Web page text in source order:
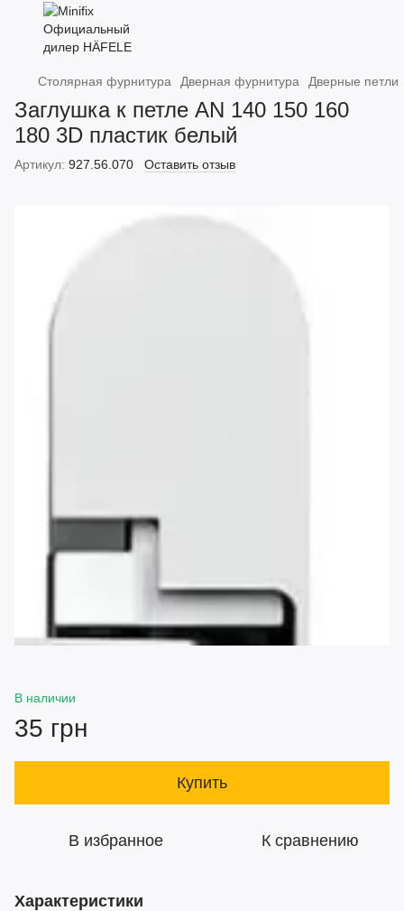
Столярная фурнитура Дверная фурнитура Дверные петли
Заглушка к петле AN 140 150 160
180 3D пластик белый
Артикул: 927.56.070 Оставить отзыв
В наличии
35 грн
Купить
В избранное К сравнению
Характеристики